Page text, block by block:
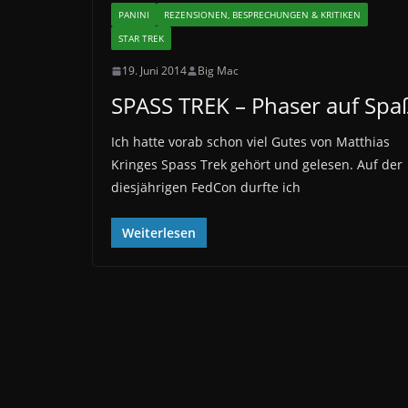
PANINI
REZENSIONEN, BESPRECHUNGEN & KRITIKEN
STAR TREK
19. Juni 2014 Big Mac
SPASS TREK – Phaser auf
Ich hatte vorab schon viel Gutes von Matthias
Kringes Spass Trek gehört und gelesen. Auf der
diesjährigen FedCon durfte ich
Weiterlesen